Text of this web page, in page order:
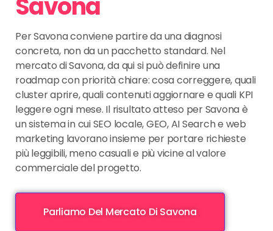
Savona
Per Savona conviene partire da una diagnosi
concreta, non da un pacchetto standard. Nel
mercato di Savona, da qui si può definire una
roadmap con priorità chiare: cosa correggere, quali
cluster aprire, quali contenuti aggiornare e quali KPI
leggere ogni mese. Il risultato atteso per Savona è
un sistema in cui SEO locale, GEO, AI Search e web
marketing lavorano insieme per portare richieste
più leggibili, meno casuali e più vicine al valore
commerciale del progetto.
Parliamo Del Mercato Di Savona